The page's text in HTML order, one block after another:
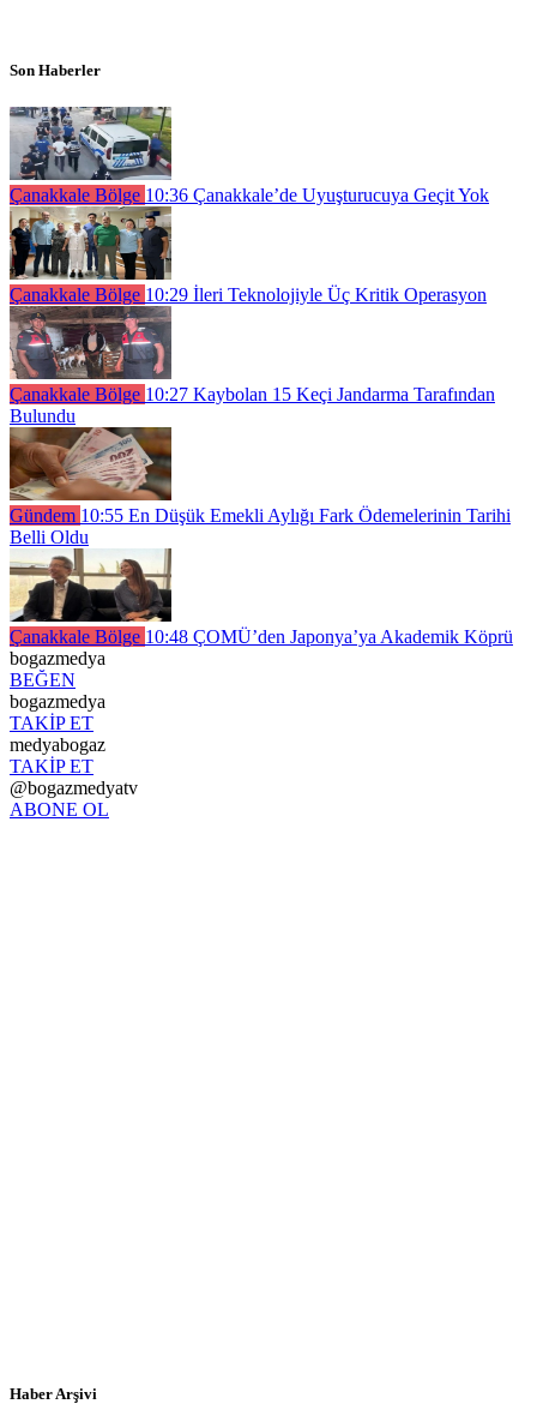
Son Haberler
Çanakkale Bölge 10:36 Çanakkale’de Uyuşturucuya Geçit Yok
Çanakkale Bölge 10:29 İleri Teknolojiyle Üç Kritik Operasyon
Çanakkale Bölge 10:27 Kaybolan 15 Keçi Jandarma Tarafından
Bulundu
Gündem 10:55 En Düşük Emekli Aylığı Fark Ödemelerinin Tarihi
Belli Oldu
Çanakkale Bölge 10:48 ÇOMÜ’den Japonya’ya Akademik Köprü
bogazmedya
BEĞEN
bogazmedya
TAKİP ET
medyabogaz
TAKİP ET
@bogazmedyatv
ABONE OL
Haber Arşivi